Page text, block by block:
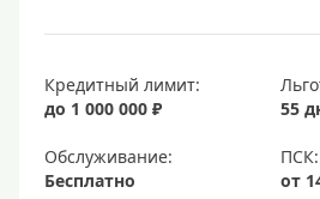
Кредитный лимит:
до 1 000 000 ₽
55
Обслуживание:
Бесплатно